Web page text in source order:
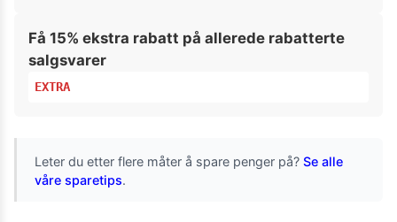
Få 15% ekstra rabatt på allerede rabatterte
salgsvarer
EXTRA
Leter du etter flere måter å spare penger på? Se alle
våre sparetips.